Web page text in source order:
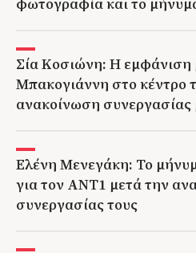
Σία Κοσιώνη: Η
Μπακογιάννη στο κέντρο
ανακοίνωση
Ελένη Μενεγάκη: Το
για τον ΑΝΤ1 μετά την
συνεργασίας τους